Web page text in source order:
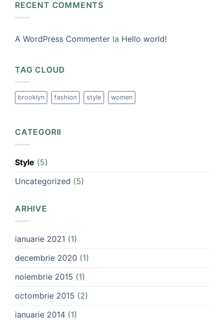
RECENT COMMENTS
A WordPress Commenter la Hello world!
TAG CLOUD
brooklyn fashion style women
CATEGORII
Style (5)
Uncategorized (5)
ARHIVE
ianuarie 2021 (1)
decembrie 2020 (1)
noiembrie 2015 (1)
octombrie 2015 (2)
ianuarie 2014 (1)